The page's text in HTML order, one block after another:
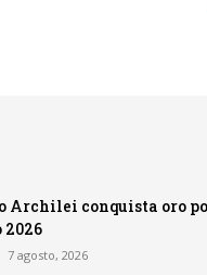
Archilei conquista oro
2026
7 agosto, 2026